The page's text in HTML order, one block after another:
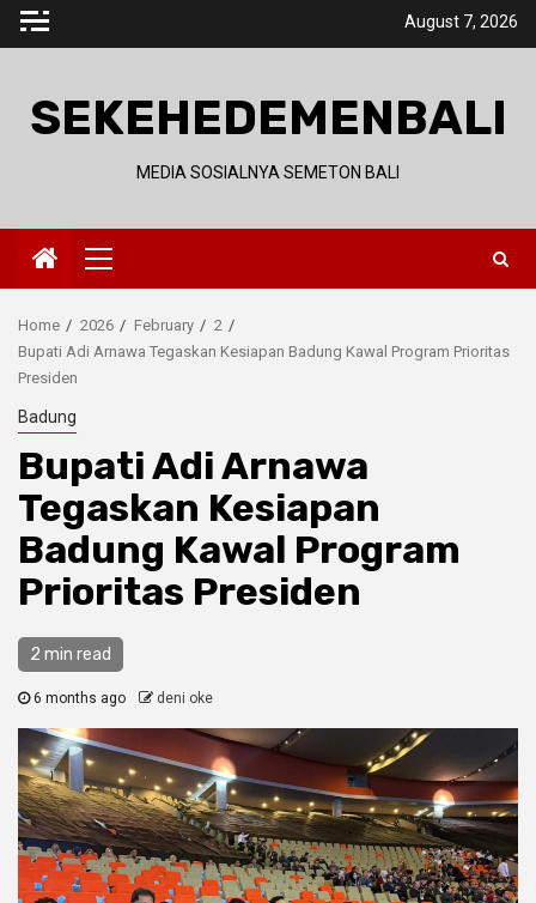
Skip
August 7, 2026
SEKEHEDEMENBALI
MEDIA SOSIALNYA SEMETON BALI
Primary
Menu
Home 2026 February
2
Bupati Adi Arnawa Tegaskan Kesiapan Badung Kawal Program Prioritas
Presiden
Badung
Bupati Adi Arnawa
Tegaskan Kesiapan
Badung Kawal Program
Prioritas Presiden
2 min read
6 months ago deni oke